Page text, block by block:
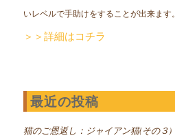
いレベルで手助けをすることが出来ます。
＞＞詳細はコチラ
最近の投稿
猫のご恩返し：ジャイアン猫(その３)